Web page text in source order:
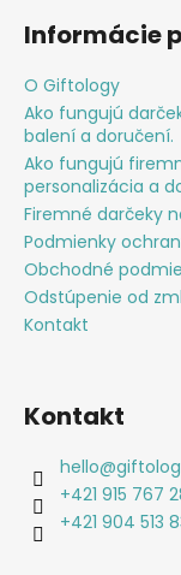
Informácie
O Giftology
Ako fungujú
balení a doručení.
Ako fungujú
personalizácia a
Firemné darčeky
Podmienky
Obchodné
Odstúpenie od
Kontakt
Kontakt
hello@
+421 915 767
+421 904 513